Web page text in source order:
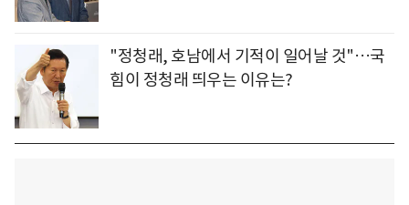
"정청래, 호남에서 기적이 일어날 것"…국
힘이 정청래 띄우는 이유는?